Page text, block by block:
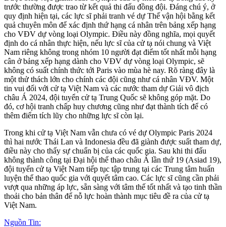
trước thường được trao từ kết quả thi đấu đồng đội. Đáng chú ý, ở
quy định hiện tại, các lực sĩ phải tranh vé dự Thế vận hội bằng kết
quả chuyên môn để xác định thứ hạng cá nhân trên bảng xếp hạng
cho VĐV dự vòng loại Olympic. Điều này đồng nghĩa, mọi quyết
định do cá nhân thực hiện, nếu lực sĩ của cử tạ nói chung và Việt
Nam riêng không trong nhóm 10 người đạt điểm tốt nhất mỗi hạng
cân ở bảng xếp hạng dành cho VĐV dự vòng loại Olympic, sẽ
không có suất chính thức tới Paris vào mùa hè nay. Rõ ràng đây là
một thử thách lớn cho chính các đội cũng như cá nhân VĐV. Một
tin vui đối với cử tạ Việt Nam và các nước tham dự Giải vô địch
châu Á 2024, đội tuyển cử tạ Trung Quốc sẽ không góp mặt. Do
đó, cơ hội tranh chấp huy chương cũng như đạt thành tích để có
thêm điểm tích lũy cho những lực sĩ còn lại.
Trong khi cử tạ Việt Nam vẫn chưa có vé dự Olympic Paris 2024
thì hai nước Thái Lan và Indonesia đều đã giành được suất tham dự,
điều này cho thấy sự chuẩn bị của các quốc gia. Sau khi thi đấu
không thành công tại Đại hội thể thao châu Á lần thứ 19 (Asiad 19),
đội tuyển cử tạ Việt Nam tiếp tục tập trung tại các Trung tâm huấn
luyện thể thao quốc gia với quyết tâm cao. Các lực sĩ cũng cần phải
vượt qua những áp lực, sẵn sàng với tâm thế tốt nhất và tạo tinh thần
thoải cho bản thân để nỗ lực hoàn thành mục tiêu đề ra của cử tạ
Việt Nam.
Nguồn Tin: